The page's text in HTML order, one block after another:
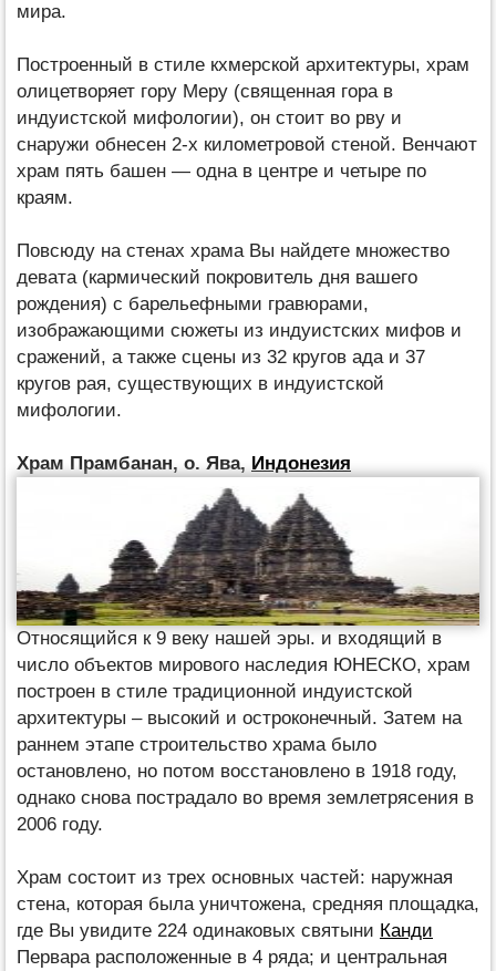
мира.
Построенный в стиле кхмерской архитектуры, храм
олицетворяет гору Меру (священная гора в
индуистской мифологии), он стоит во рву и
снаружи обнесен 2-х километровой стеной. Венчают
храм пять башен — одна в центре и четыре по
краям.
Повсюду на стенах храма Вы найдете множество
девата (кармический покровитель дня вашего
рождения) с барельефными гравюрами,
изображающими сюжеты из индуистских мифов и
сражений, а также сцены из 32 кругов ада и 37
кругов рая, существующих в индуистской
мифологии.
Храм Прамбанан, о. Ява, Индонезия
Относящийся к 9 веку нашей эры. и входящий в
число объектов мирового наследия ЮНЕСКО, храм
построен в стиле традиционной индуистской
архитектуры – высокий и остроконечный. Затем на
раннем этапе строительство храма было
остановлено, но потом восстановлено в 1918 году,
однако снова пострадало во время землетрясения в
2006 году.
Храм состоит из трех основных частей: наружная
стена, которая была уничтожена, средняя площадка,
где Вы увидите 224 одинаковых святыни Канди
Первара расположенные в 4 ряда; и центральная